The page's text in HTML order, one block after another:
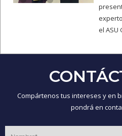
el ASU
Compártenos tus intereses y en
pondrá en